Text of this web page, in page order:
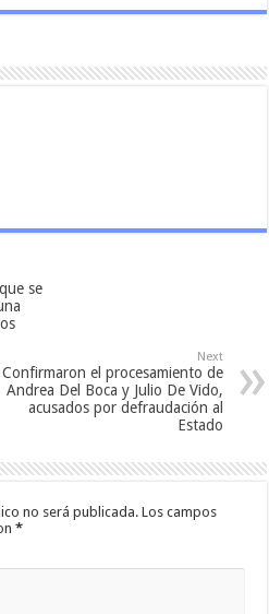
se
Next
Confirmaron el procesamiento de
Andrea Del Boca y Julio De Vido,
acusados por defraudación al
Estado
no será publicada. Los campos
*